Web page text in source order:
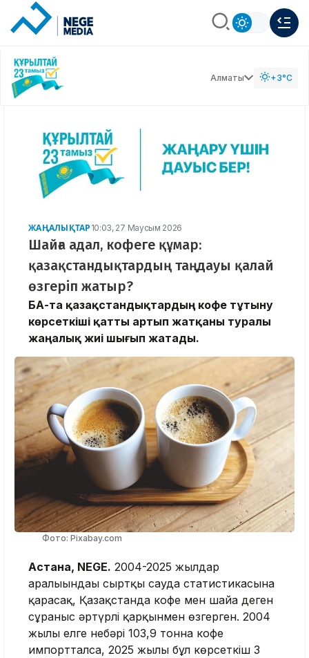
Алматы +3°C
ЖАҢАЛЫҚТАР 10:03, 27 Маусым 2026
Шайға адал, кофеге құмар:
қазақстандықтардың таңдауы қалай
өзгеріп жатыр?
БАҚ-та қазақстандықтардың кофе тұтыну
көрсеткіші қатты артып жатқаны туралы
жаңалық жиі шығып жатады.
Фото: Pixabay.com
Астана, NEGE. 2004-2025 жылдар
аралығындағы сыртқы сауда статистикасына
қарасақ, Қазақстанда кофе мен шайға деген
сұраныс әртүрлі қарқынмен өзгерген. 2004
жылы елге небәрі 103,9 тонна кофе
импортталса, 2025 жылы бұл көрсеткіш 3